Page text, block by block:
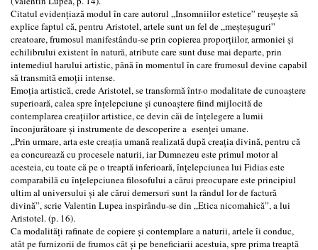
Citatul evidențiază modul în care autorul „Insomniilor estetice” reușește să
explice faptul că, pentru Aristotel, artele sunt un fel de „meșteșuguri”
creatoare, frumosul manifestându-se prin copierea proporțiilor, armoniei și
echilibrului existent în natură, atribute care sunt duse mai departe, prin
intemediul harului artistic, până în momentul în care frumosul devine capabil
să transmită emoții intense.
Emoția artistică, crede Aristotel, se transformă într-o modalitate de cunoaștere
superioară, calea spre înțelepciune și cunoaștere fiind mijlocită de
contemplarea creațiilor artistice, ce devin căi de înțelegere a lumii
înconjurătoare și instrumente de descoperire a esenței umane.
„Prin urmare, arta este creația umană realizată după creația divină, pentru că
ea concurează cu procesele naturii, iar Dumnezeu este primul motor al
acesteia, cu toate că pe o treaptă inferioară, înțelepciunea lui Fidias este
comparabilă cu înțelepciunea filosofului a cărui preocupare este principiul
ultim al universului şi ale cărui demersuri sunt la rândul lor de factură
divină”, scrie Valentin Lupea inspirându-se din „Etica nicomahică”, a lui
Aristotel. (p. 16).
Ca modalități rafinate de copiere și contemplare a naturii, artele îi conduc,
atât pe furnizorii de frumos cât și pe beneficiarii acestuia, spre prima treaptă